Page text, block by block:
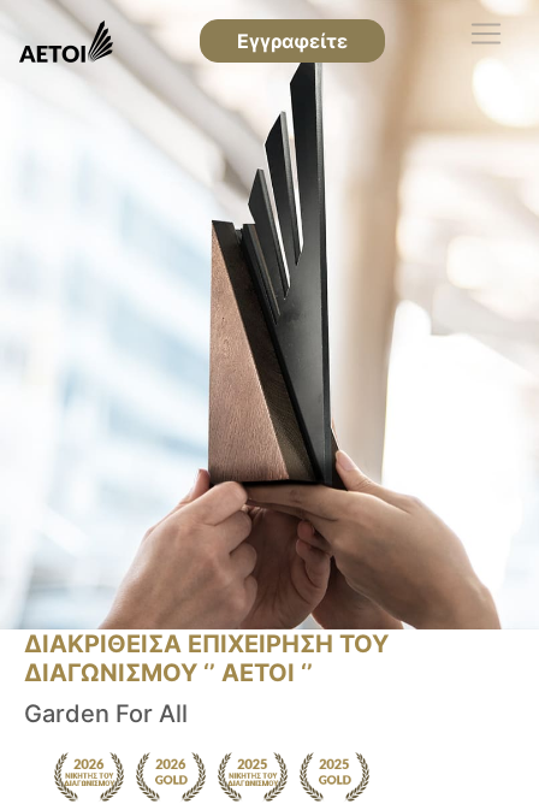
Εγγραφείτε
ΔΙΑΚΡΙΘΕΙΣΑ ΕΠΙΧΕΙΡΗΣΗ ΤΟΥ
ΔΙΑΓΩΝΙΣΜΟΥ ‘’ ΑΕΤΟΙ ‘’
Garden For All